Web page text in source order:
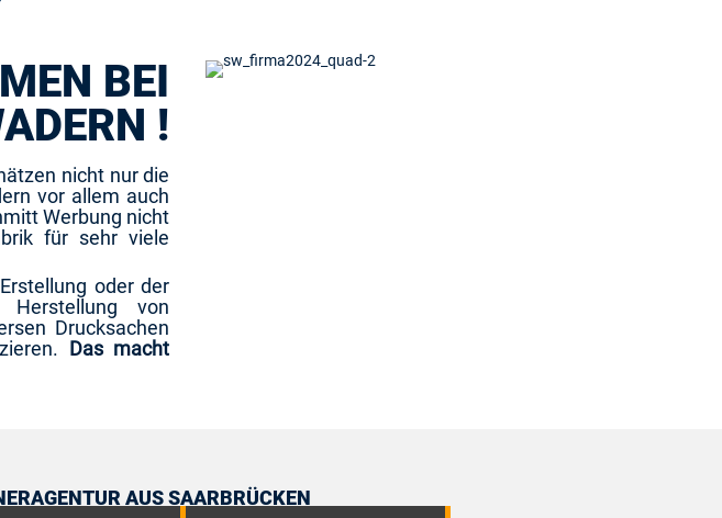
BEI
!
nicht nur die
vor allem auch
Werbung nicht
für sehr viele
oder der
von
Drucksachen
Das macht
AUS SAARBRÜCKEN